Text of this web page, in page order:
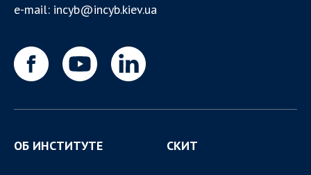
e-mail: incyb@incyb.kiev.ua
ОБ ИНСТИТУТЕ СКИТ